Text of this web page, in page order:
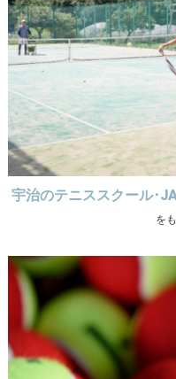
宇治のテニススクール･
を